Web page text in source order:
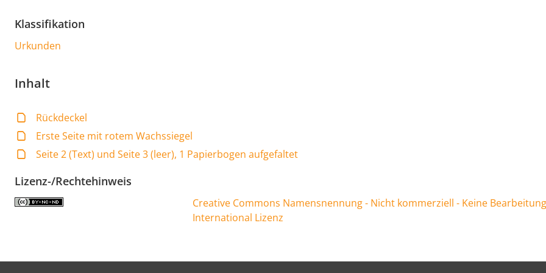
Klassifikation
Urkunden
Inhalt
Rückdeckel
Erste Seite mit rotem Wachssiegel
Seite 2 (Text) und Seite 3 (leer), 1 Papierbogen aufgefaltet
Lizenz-/Rechtehinweis
Creative Commons Namensnennung - Nicht kommerziell - Keine
International Lizenz